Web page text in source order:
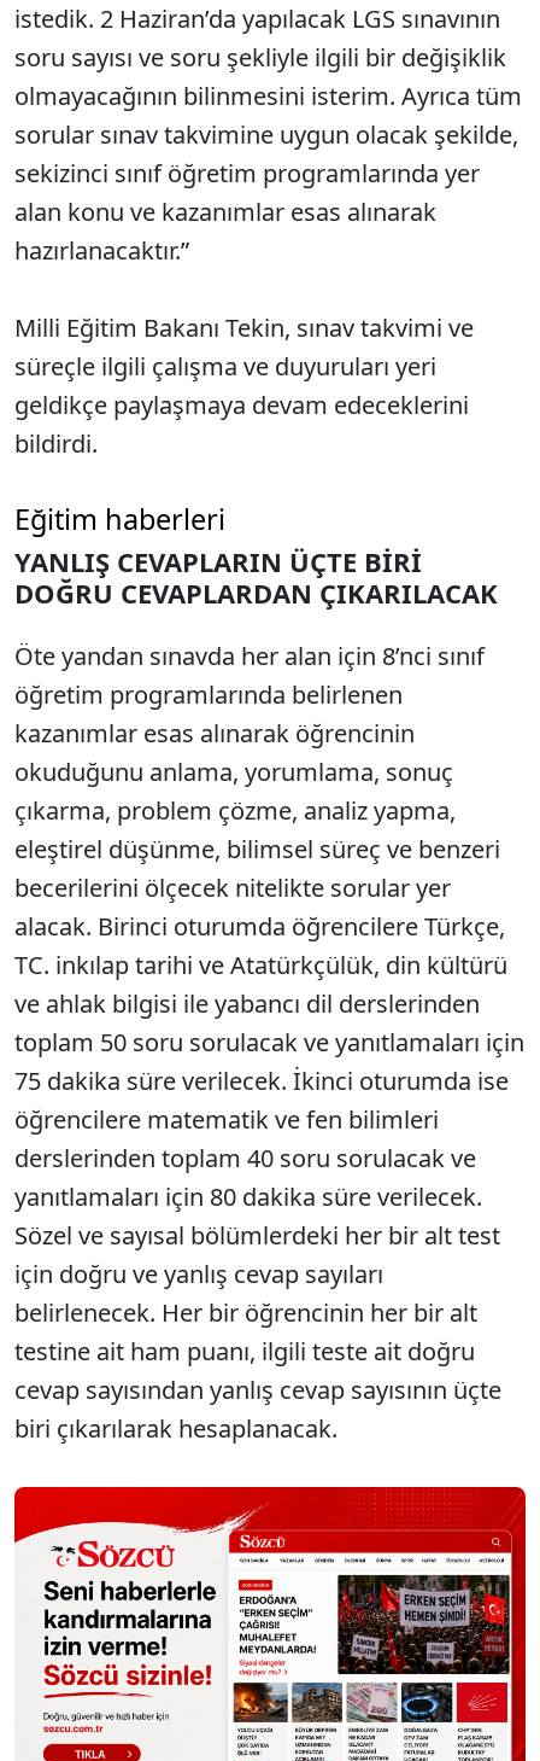
istedik. 2 Haziran’da yapılacak LGS sınavının
soru sayısı ve soru şekliyle ilgili bir değişiklik
olmayacağının bilinmesini isterim. Ayrıca tüm
sorular sınav takvimine uygun olacak şekilde,
sekizinci sınıf öğretim programlarında yer
alan konu ve kazanımlar esas alınarak
hazırlanacaktır.”
Milli Eğitim Bakanı Tekin, sınav takvimi ve
süreçle ilgili çalışma ve duyuruları yeri
geldikçe paylaşmaya devam edeceklerini
bildirdi.
Eğitim haberleri
YANLIŞ CEVAPLARIN ÜÇTE BİRİ
DOĞRU CEVAPLARDAN ÇIKARILACAK
Öte yandan sınavda her alan için 8’nci sınıf
öğretim programlarında belirlenen
kazanımlar esas alınarak öğrencinin
okuduğunu anlama, yorumlama, sonuç
çıkarma, problem çözme, analiz yapma,
eleştirel düşünme, bilimsel süreç ve benzeri
becerilerini ölçecek nitelikte sorular yer
alacak. Birinci oturumda öğrencilere Türkçe,
TC. inkılap tarihi ve Atatürkçülük, din kültürü
ve ahlak bilgisi ile yabancı dil derslerinden
toplam 50 soru sorulacak ve yanıtlamaları için
75 dakika süre verilecek. İkinci oturumda ise
öğrencilere matematik ve fen bilimleri
derslerinden toplam 40 soru sorulacak ve
yanıtlamaları için 80 dakika süre verilecek.
Sözel ve sayısal bölümlerdeki her bir alt test
için doğru ve yanlış cevap sayıları
belirlenecek. Her bir öğrencinin her bir alt
testine ait ham puanı, ilgili teste ait doğru
cevap sayısından yanlış cevap sayısının üçte
biri çıkarılarak hesaplanacak.